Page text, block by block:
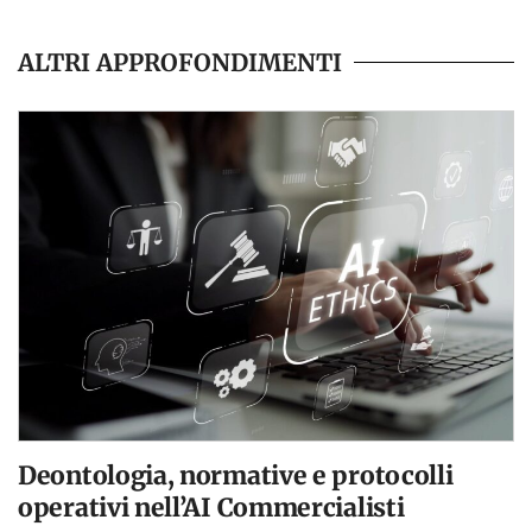
ALTRI APPROFONDIMENTI
Deontologia, normative e protocolli
operativi nell’AI Commercialisti